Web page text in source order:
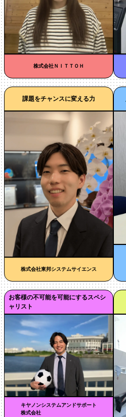
株式会社ＮＩＴＴＯＨ
課題をチャンスに変える力
株式会社東邦システムサイエンス
お客様の不可能を可能にするスペシ
ャリスト
キヤノンシステムアンドサポート
株式会社